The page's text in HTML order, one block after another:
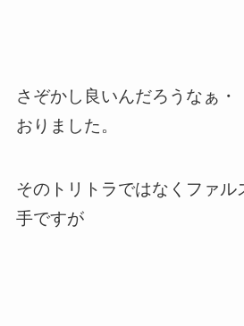
さぞかし良いんだろうなぁ・
おりました。
そのトリトラではなくファル
手ですが